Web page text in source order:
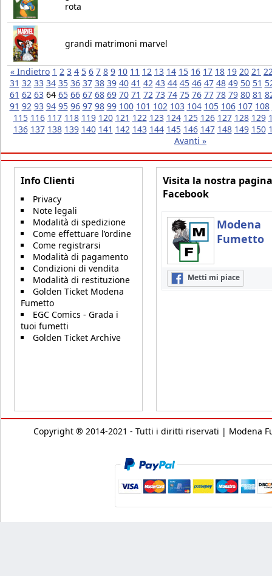
rota
grandi matrimoni marvel
« Indietro 1 2 3 4 5 6 7 8 9 10 11 12 13 14 15 16 17 18 19 20 21
31 32 33 34 35 36 37 38 39 40 41 42 43 44 45 46 47 48 49 50 51
61 62 63 64 65 66 67 68 69 70 71 72 73 74 75 76 77 78 79 80 81
91 92 93 94 95 96 97 98 99 100 101 102 103 104 105 106 107 108
115 116 117 118 119 120 121 122 123 124 125 126 127 128 129
136 137 138 139 140 141 142 143 144 145 146 147 148 149 150
Avanti »
Info Clienti
Privacy
Note legali
Modalità di spedizione
Come effettuare l’ordine
Come registrarsi
Modalità di pagamento
Condizioni di vendita
Modalità di restituzione
Golden Ticket Modena
Fumetto
EGC Comics - Grada i
tuoi fumetti
Golden Ticket Archive
Visita la nostra pagina
Facebook
Modena
Fumetto
Metti mi piace
Copyright ® 2014-2021 - Tutti i diritti riservati | Modena